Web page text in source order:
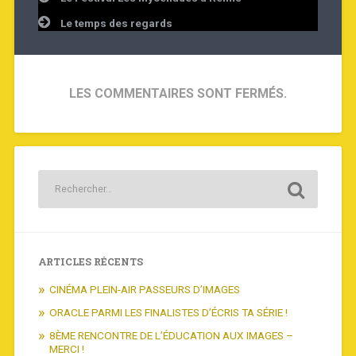
de
l’articleLe temps des regards
LES COMMENTAIRES SONT FERMÉS.
ARTICLES RÉCENTS
CINÉMA PLEIN-AIR PASSEURS D’IMAGES
ORACLE PARMI LES FINALISTES D’ÉCRIS TA SÉRIE !
8ÈME RENCONTRE DE L’ÉDUCATION AUX IMAGES –
MERCI !